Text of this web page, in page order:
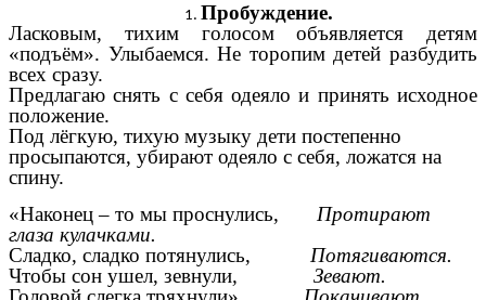
Пробуждение.
Ласковым, тихим голосом объявляется детям
«подъём». Улыбаемся. Не торопим детей разбудить
всех сразу.
Предлагаю снять с себя одеяло и принять исходное
положение.
Под лёгкую, тихую музыку дети постепенно
просыпаются, убирают одеяло с себя, ложатся на
спину.
«Наконец – то мы проснулись, Протирают
глаза кулачками.
Сладко, сладко потянулись, Потягиваются.
Чтобы сон ушел, зевнули, Зевают.